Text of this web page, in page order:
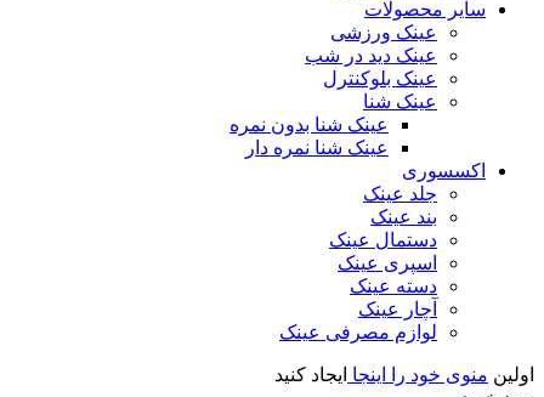
سایر محصولات
عینک ورزشی
عینک دید در شب
عینک بلوکنترل
عینک شنا
عینک شنا بدون نمره
عینک شنا نمره دار
اکسسوری
جلد عینک
بند عینک
دستمال عینک
اسپری عینک
دسته عینک
آچار عینک
لوازم مصرفی عینک
اولین منوی خود را اینجا ایجاد کنید